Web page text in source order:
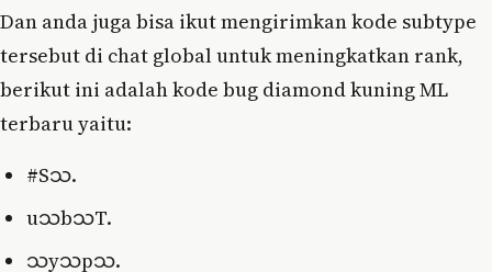
Dan anda juga bisa ikut mengirimkan kode subtype
tersebut di chat global untuk meningkatkan rank,
berikut ini adalah kode bug diamond kuning ML
terbaru yaitu:
#Sသ.
uသbသT.
သyသpသ.